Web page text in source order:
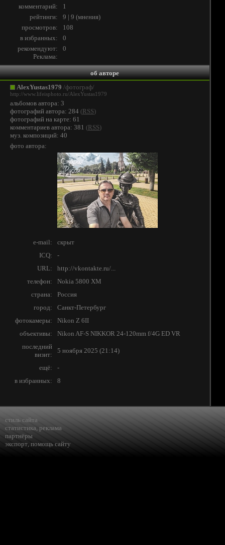
комментарий:
1
рейтинги:
9 | 9 (мнения)
просмотров:
108
в избранных:
0
рекомендуют:
0
Реклама:
об авторе
AlexYustas1979 /фотограф/
http://www.lifeisphoto.ru/AlexYustas1979
альбомов автора: 3
фотографий автора: 284 (RSS)
фотографий на карте: 61
комментариев автора: 381 (RSS)
муз. композиций: 40
фото автора:
e-mail:
скрыт
ICQ:
-
URL:
http://vkontakte.ru/...
телефон:
Nokia 5800 XM
страна:
Россия
город:
Санкт-Петербург
фотокамеры:
Nikon Z 6II
объективы:
Nikon AF-S NIKKOR 24-120mm f/4G ED VR
последний
визит:
5 ноября 2025 (21:14)
ещё:
-
в избранных:
8
стиль сайта
статистика, реклама
партнёры
экспорт, помощь сайту